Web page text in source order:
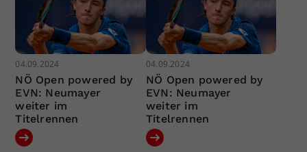
04.09.2024
NÖ Open powered by
EVN: Neumayer
weiter im
Titelrennen
04.09.2024
NÖ Open powered by
EVN: Neumayer
weiter im
Titelrennen